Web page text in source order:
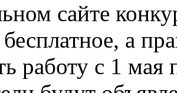
сайте
а
работу с 1 мая